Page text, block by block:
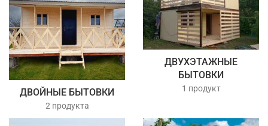
ДВОЙНЫЕ БЫТОВКИ
2 продукта
ДВУХЭТАЖНЫЕ
БЫТОВКИ
1 продукт